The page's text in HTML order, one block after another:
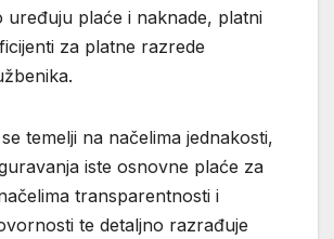
uređuju plaće i naknade, platni
za platne razrede
temelji na načelima jednakosti,
iste osnovne plaće za
transparentnosti i
te detaljno razrađuje